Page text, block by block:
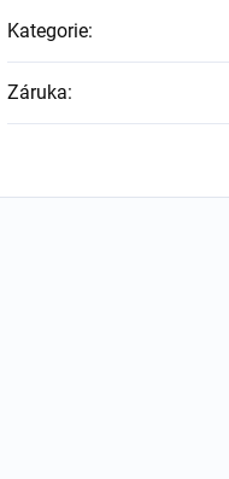
Kategorie:
Záruka: